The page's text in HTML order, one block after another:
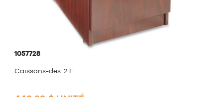
1057728
Caissons-des..2 F